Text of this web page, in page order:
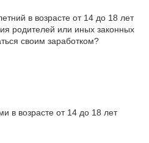
в возрасте от 14 до 18 лет
родителей или иных законных
своим заработком?
в возрасте от 14 до 18 лет